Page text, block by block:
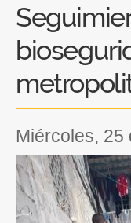
miércoles,